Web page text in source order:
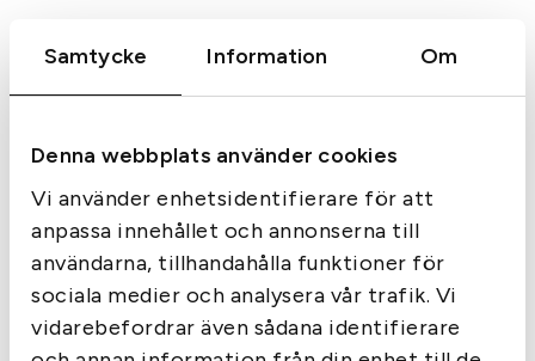
Samtycke Information Om
Denna webbplats använder cookies
Vi använder enhetsidentifierare för att
anpassa innehållet och annonserna till
användarna, tillhandahålla funktioner för
sociala medier och analysera vår trafik. Vi
vidarebefordrar även sådana identifierare
Hornady
320kr
Sida 1 av 1
‹‹
‹ 1 › ››